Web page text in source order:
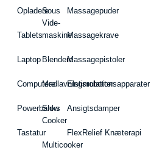
Opladere
Tablets
Laptop
Computere
Powerbanks
Tastatur
Sous
Vide-
maskine
Blendere
Madlavningsrobotter
Slow
Cooker
Multicooker
Massagepuder
Massagekrave
Massagepistoler
Elstimulationsapparater
Ansigtsdamper
FlexRelief Knæterapi